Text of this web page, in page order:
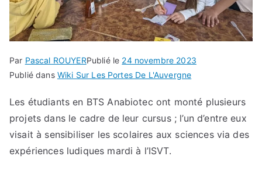
Par Pascal ROUYERPublié le 24 novembre 2023
Publié dans Wiki Sur Les Portes De L'Auvergne
Les étudiants en BTS Anabiotec ont monté plusieurs
projets dans le cadre de leur cursus ; l’un d’entre eux
visait à sensibiliser les scolaires aux sciences via des
expériences ludiques mardi à l’ISVT.